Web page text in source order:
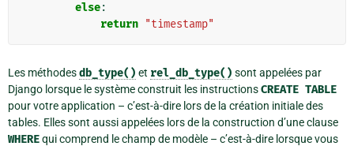
else:
return "timestamp"
Les méthodesdb_type() et rel_db_type() sont appelées par
Django lorsque le système construit les instructionsCREATE TABLE
pour votre application – c’est-à-dire lors de la création initiale des
tables. Elles sont aussi appelées lors de la construction d’une clause
WHEREqui comprend le champ de modèle – c’est-à-dire lorsque vous